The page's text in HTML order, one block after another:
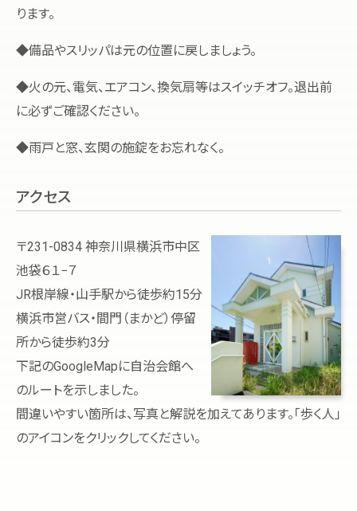
ります。
◆備品やスリッパは元の位置に戻しましょう。
◆火の元、電気、エアコン、換気扇等はスイッチオフ。退出前
に必ずご確認ください。
◆雨戸と窓、玄関の施錠をお忘れなく。
アクセス
〒231-0834 神奈川県横浜市中区
池袋６１−７
JR根岸線・山手駅から徒歩約15分
横浜市営バス・間門（まかど）停留
所から徒歩約3分
下記のGoogleMapに自治会館へ
のルートを示しました。
間違いやすい箇所は、写真と解説を加えてあります。「歩く人」
のアイコンをクリックしてください。